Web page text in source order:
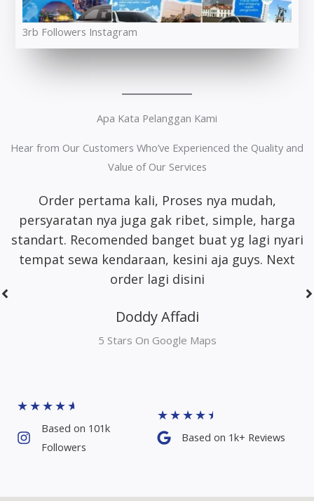
3rb Followers Instagram
Apa Kata Pelanggan Kami
Hear from Our Customers Who’ve Experienced the Quality and
Value of Our Services
Whort it banget pelayananramah satset
recomm banget lah pokoknya buat sewa motor
area jakarta
Dhimas Adrian Adrian
★★★★★
Based on 101k
Followers​
★★★★★
Based on 1k+ Reviews​